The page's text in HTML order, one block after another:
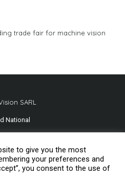
trade fair for machine vision
SARL
National
491 334 407
to give you the most
your preferences and
you consent to the use of